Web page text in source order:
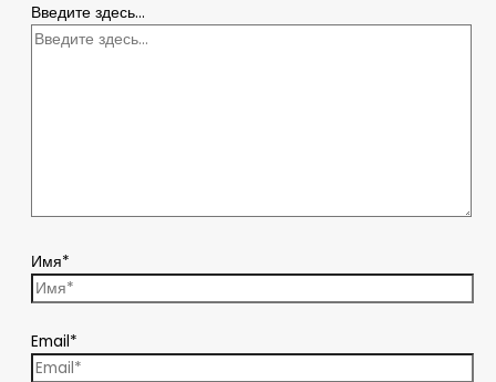
Введите здесь...
Имя*
Email*